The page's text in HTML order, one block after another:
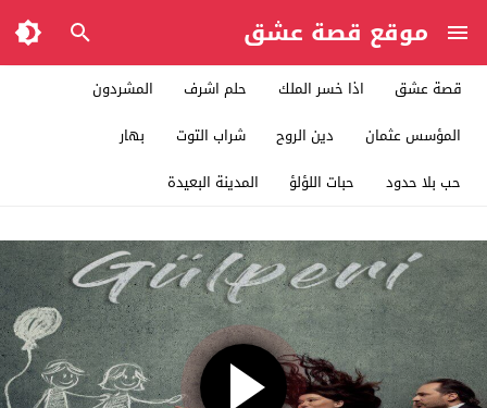
موقع قصة عشق
قصة عشق اذا خسر الملك حلم اشرف
المشردون
المؤسس عثمان
دين الروح شراب التوت
بهار
حب بلا حدود
حبات اللؤلؤ المدينة البعيدة